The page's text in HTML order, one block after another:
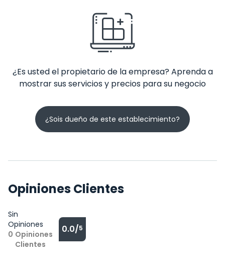
¿Es usted el propietario de la empresa? Aprenda a
mostrar sus servicios y precios para su negocio
¿Sois dueño de este establecimiento?
Opiniones Clientes
Sin
Opiniones
0 Opiniones
Clientes
0.0/5